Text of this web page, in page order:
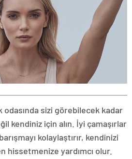
odasında sizi görebilecek kadar
kendiniz için alın. İyi çamaşırlar
kolaylaştırır, kendinizi
hissetmenize yardımcı olur.